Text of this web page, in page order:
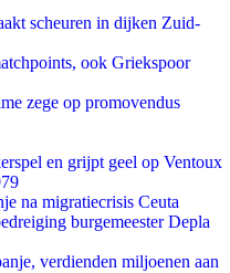
scheuren in dijken Zuid-
ook Griekspoor
zege op promovendus
en grijpt geel op Ventoux
na migratiecrisis Ceuta
burgemeester Depla
verdienden miljoenen aan